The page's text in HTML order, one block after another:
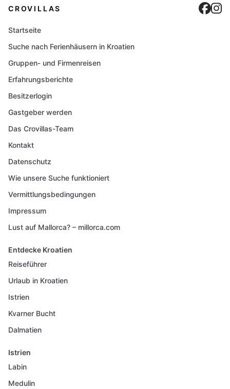
CROVILLAS
Startseite
Suche nach Ferienhäusern in Kroatien
Gruppen- und Firmenreisen
Erfahrungsberichte
Besitzerlogin
Gastgeber werden
Das Crovillas-Team
Kontakt
Datenschutz
Wie unsere Suche funktioniert
Vermittlungsbedingungen
Impressum
Lust auf Mallorca? – millorca.com
Entdecke Kroatien
Reiseführer
Urlaub in Kroatien
Istrien
Kvarner Bucht
Dalmatien
Istrien
Labin
Medulin